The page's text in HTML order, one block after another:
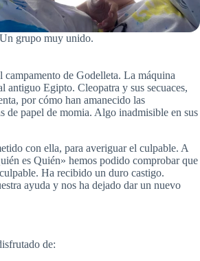
Un grupo muy unido.
campamento de Godelleta. La máquina
antiguo Egipto. Cleopatra y sus secuaces,
por cómo han amanecido las
de papel de momia. Algo inadmisible en sus
con ella, para averiguar el culpable. A
es Quién» hemos podido comprobar que
Ha recibido un duro castigo.
ayuda y nos ha dejado dar un nuevo
de: